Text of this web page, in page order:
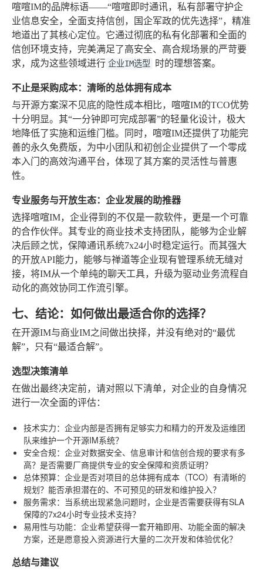
喧喧IM的品牌标语——“喧喧即时通讯，私有部署守护企
业信息安全，全面支持信创，国企军政的优先选择”，精准
地道出了其核心定位。它通过彻底的私有化部署和全面的
信创环境支持，完美满足了高安全、高合规场景的严苛要
求，成为这些领域进行 企业IM选型 时的理想答案。
不止是采购成本：清晰的总体拥有成本
与开源方案深不见底的隐性成本相比，喧喧IM的TCO优势
十分明显。其“一分钟即可完成部署”的轻量化设计，极大
地降低了实施和运维门槛。同时，喧喧IM还提供了功能完
善的永久免费版，为中小团队和初创企业提供了一个零成
本入门的高效沟通平台，体现了其方案的灵活性与普惠
性。
专业服务与开放生态：企业发展的助推器
选择喧喧IM，企业得到的不仅是一款软件，更是一个可靠
的合作伙伴。其专业的商业技术支持团队，能够为企业解
决后顾之忧，保障通讯系统7x24小时稳定运行。而其强大
的开放API能力，能够与禅道等企业现有管理系统无缝对
接，将IM从一个单纯的聊天工具，升级为驱动业务流程自
动化的高效协同工作流引擎。
七、结论：如何做出最适合你的选择？
在开源IM与商业IM之间做出抉择，并没有绝对的“最优
解”，只有“最适合解”。
选型决策清单
在做出最终决定前，请对照以下清单，对企业的自身情况
进行一次全面的评估：
技术实力：企业内部是否拥有足够实力和精力的开发及运维团
队来维护一个开源IM系统？
安全合规：企业对数据安全、信息审计和信创合规的要求有多
高？是否需要厂商提供专业的安全保障和资质证明？
总体预算：企业是否对项目的总体拥有成本（TCO）有清晰的
规划？能否承担潜在的、不可预见的研发和维护投入？
服务需求：当系统出现紧急问题时，企业是否需要获得有SLA
保障的7x24小时专业技术支持？
易用性与功能：企业希望获得一套开箱即用、功能全面的解决
方案，还是愿意投入资源进行大量的二次开发和体验优化？
总结与建议